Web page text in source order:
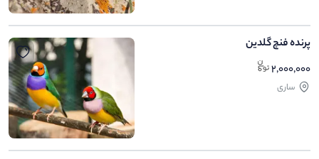
پرنده فنچ گلدین
2,000,000
ساری